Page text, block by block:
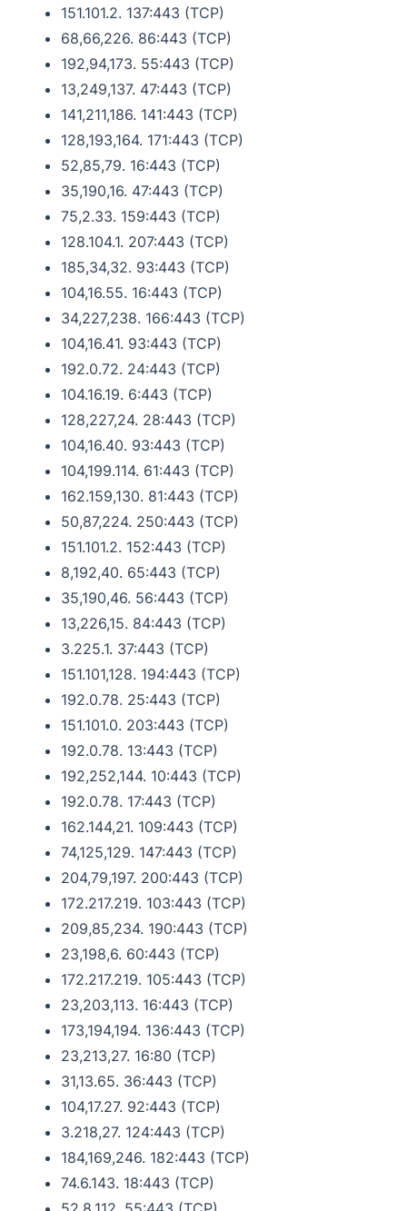
151.101.2. 137:443 (TCP)
68,66,226. 86:443 (TCP)
192,94,173. 55:443 (TCP)
13,249,137. 47:443 (TCP)
141,211,186. 141:443 (TCP)
128,193,164. 171:443 (TCP)
52,85,79. 16:443 (TCP)
35,190,16. 47:443 (TCP)
75,2.33. 159:443 (TCP)
128.104.1. 207:443 (TCP)
185,34,32. 93:443 (TCP)
104,16.55. 16:443 (TCP)
34,227,238. 166:443 (TCP)
104,16.41. 93:443 (TCP)
192.0.72. 24:443 (TCP)
104.16.19. 6:443 (TCP)
128,227,24. 28:443 (TCP)
104,16.40. 93:443 (TCP)
104,199.114. 61:443 (TCP)
162.159,130. 81:443 (TCP)
50,87,224. 250:443 (TCP)
151.101.2. 152:443 (TCP)
8,192,40. 65:443 (TCP)
35,190,46. 56:443 (TCP)
13,226,15. 84:443 (TCP)
3.225.1. 37:443 (TCP)
151.101,128. 194:443 (TCP)
192.0.78. 25:443 (TCP)
151.101.0. 203:443 (TCP)
192.0.78. 13:443 (TCP)
192,252,144. 10:443 (TCP)
192.0.78. 17:443 (TCP)
162.144,21. 109:443 (TCP)
74,125,129. 147:443 (TCP)
204,79,197. 200:443 (TCP)
172.217.219. 103:443 (TCP)
209,85,234. 190:443 (TCP)
23,198,6. 60:443 (TCP)
172.217.219. 105:443 (TCP)
23,203,113. 16:443 (TCP)
173,194,194. 136:443 (TCP)
23,213,27. 16:80 (TCP)
31,13.65. 36:443 (TCP)
104,17.27. 92:443 (TCP)
3.218,27. 124:443 (TCP)
184,169,246. 182:443 (TCP)
74.6.143. 18:443 (TCP)